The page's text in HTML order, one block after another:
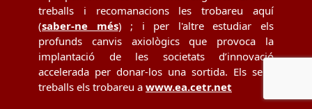
treballs i recomanacions les trobareu aquí
(saber-ne més) ; i per l'altre estudiar els
profunds canvis axiològics que provoca la
implantació de les societats d’innovació
accelerada per donar-los una sortida. Els seus
treballs els trobareu a www.ea.cetr.net